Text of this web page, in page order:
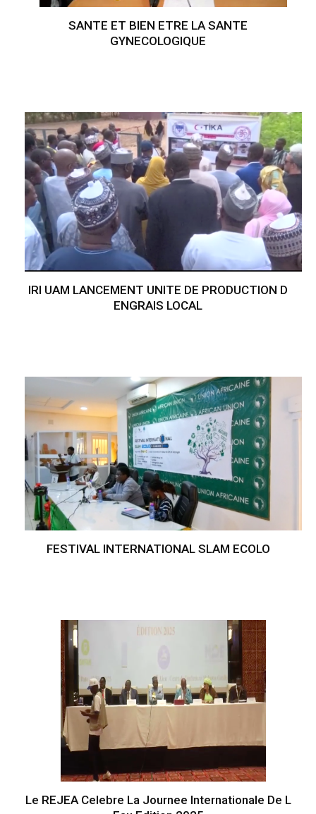
SANTE ET BIEN ETRE LA SANTE
GYNECOLOGIQUE
IRI UAM LANCEMENT UNITE DE PRODUCTION D
ENGRAIS LOCAL
FESTIVAL INTERNATIONAL SLAM ECOLO
Le REJEA Celebre La Journee Internationale De L